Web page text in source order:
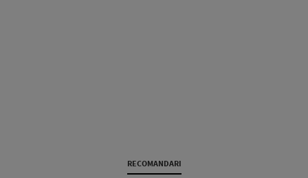
RECOMANDARI